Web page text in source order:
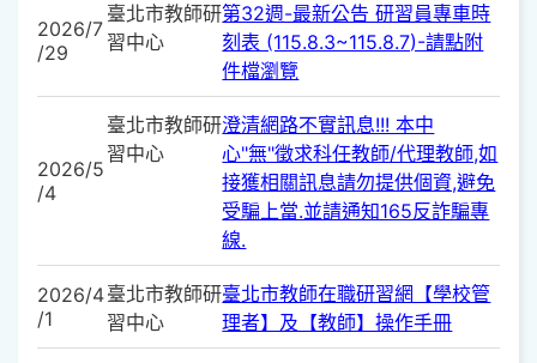
2026/7
/29
臺北市教師研
習中心
第32週-最新公告 研習員專車時
刻表 (115.8.3~115.8.7)-請點附
件檔瀏覽
2026/5
/4
臺北市教師研
習中心
澄清網路不實訊息!!! 本中
心"無"徵求科任教師/代理教師,如
接獲相關訊息請勿提供個資,避免
受騙上當.並請通知165反詐騙專
線.
2026/4
/1
臺北市教師研
習中心
臺北市教師在職研習網【學校管
理者】及【教師】操作手冊